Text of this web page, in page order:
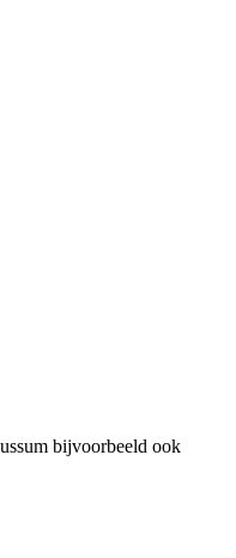
bijvoorbeeld ook